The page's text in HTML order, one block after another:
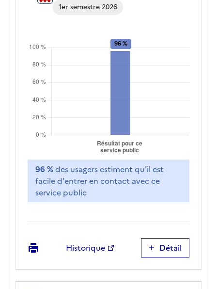
1er semestre 2026
96 %des usagers estiment qu'il est
facile d'entrer en contact avec ce
service public
ImprimerHistorique Détail
Facilité